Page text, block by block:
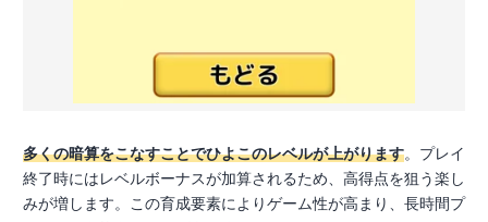
多くの暗算をこなすことでひよこのレベルが上がります。プレイ
終了時にはレベルボーナスが加算されるため、高得点を狙う楽し
みが増します。この育成要素によりゲーム性が高まり、長時間プ